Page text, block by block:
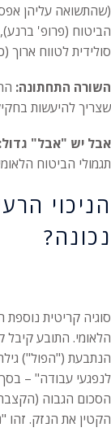
(שהתשואה עליהן
סולידית לטווח ארוך
השורה התחתונה:
שצריך להיעשות
אבל יש "אבל" גדול:
תגמולי הביטוח הלאומי יחושב לפי 3% (ולא
הניכוי
נכונה?
סוגיה קריטית
הנתבעת ("הפול")
הסכום הגבוה
הקטין את הנזק. זהו